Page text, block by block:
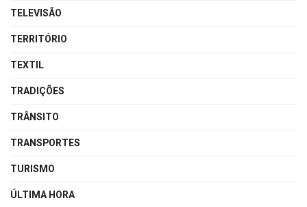
TELEVISÃO
TERRITÓRIO
TEXTIL
TRADIÇÕES
TRÂNSITO
TRANSPORTES
TURISMO
ÚLTIMA HORA